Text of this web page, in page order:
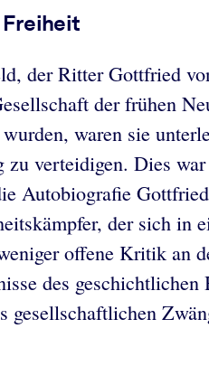
Freiheit
der Ritter Gottfried
der frühen
waren sie
verteidigen. Dies
Autobiografie
der sich in
offene Kritik an
des
gesellschaftlichen